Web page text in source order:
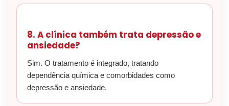
8. A clínica também trata depressão e
ansiedade?
Sim. O tratamento é integrado, tratando
dependência química e comorbidades como
depressão e ansiedade.